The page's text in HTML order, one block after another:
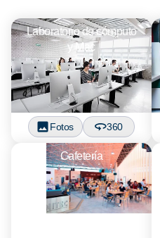
Laboratorio de cómputo
y Mac
Fotos 360
Cafetería